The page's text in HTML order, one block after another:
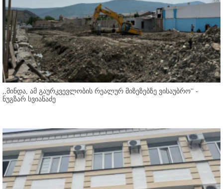
,,მინდა, ამ გაურკვევლობის რეალურ მიზეზებზე ვისაუბრო'' -
ნუგზარ სვიანაძე